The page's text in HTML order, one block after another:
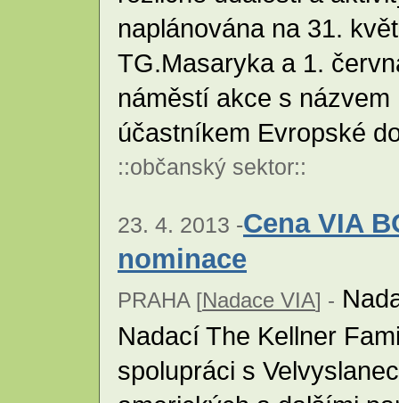
naplánována na 31.
TG.Masaryka a 1.
náměstí akce s
účastníkem Evropské
::občanský sektor::
23. 4. 2013 -Cena VIA
nominace
PRAHA [Nadace VIA] -
Nadací The Kellner
spolupráci s